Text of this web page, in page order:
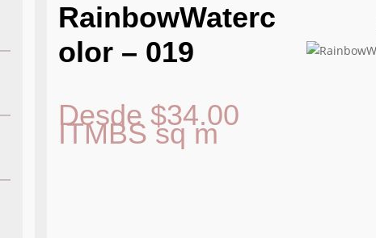
RainbowWaterc
olor – 019
Desde $34.00
ITMBSsq m